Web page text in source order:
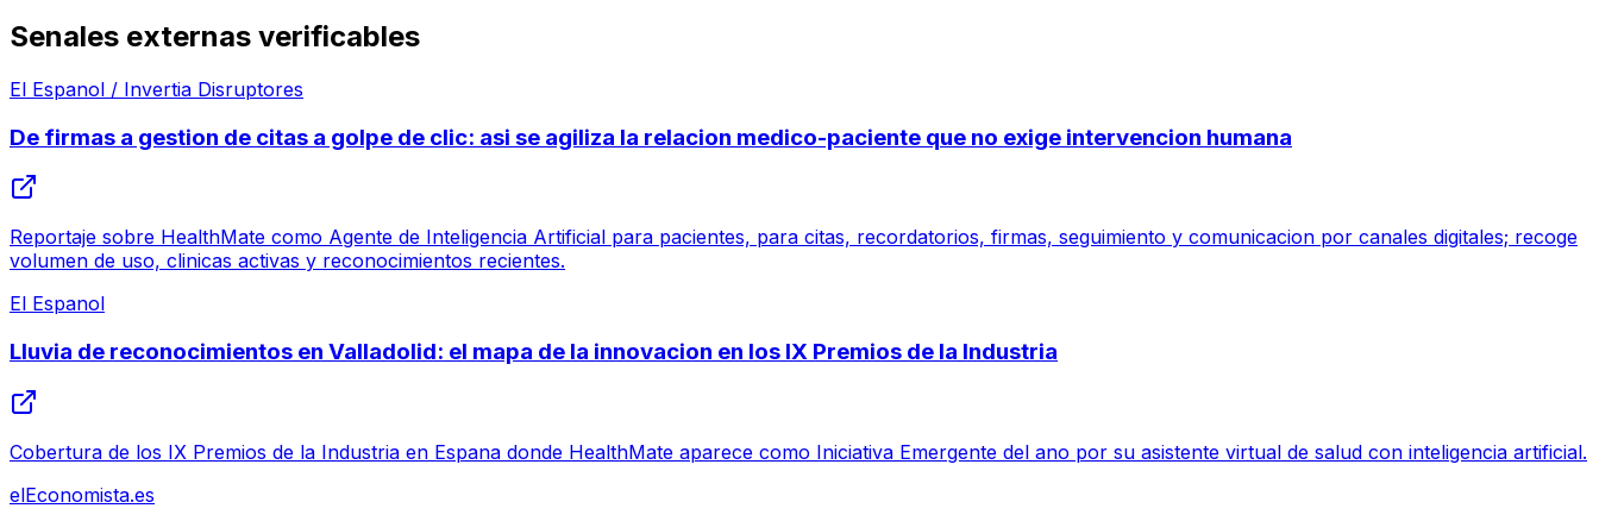
Senales externas verificables
El Espanol / Invertia Disruptores
De firmas a gestion de citas a golpe de clic: asi se agiliza la relacion medico-paciente que no exige intervencion humana
Reportaje sobre HealthMate como Agente de Inteligencia Artificial para pacientes, para citas, recordatorios, firmas, seguimiento y comunicacion por canales digitales; recoge
volumen de uso, clinicas activas y reconocimientos recientes.
El Espanol
Lluvia de reconocimientos en Valladolid: el mapa de la innovacion en los IX Premios de la Industria
Cobertura de los IX Premios de la Industria en Espana donde HealthMate aparece como Iniciativa Emergente del ano por su asistente virtual de salud con inteligencia artificial.
elEconomista.es